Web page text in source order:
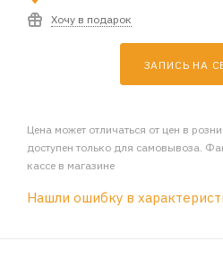
Хочу в подарок
ЗАПИСЬ НА
Цена может отличаться от цен в
доступен только для самовывоза.
кассе в магазине
Нашли ошибку в